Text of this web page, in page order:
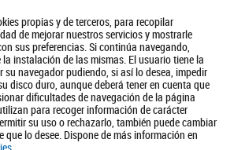
propias y de terceros, para recopilar
de mejorar nuestros servicios y mostrarle
sus preferencias. Si continúa navegando,
instalación de las mismas. El usuario tiene la
navegador pudiendo, si así lo desea, impedir
disco duro, aunque deberá tener en cuenta que
dificultades de navegación de la página
para recoger información de carácter
su uso o rechazarlo, también puede cambiar
lo desee. Dispone de más información en
Turismo Política de Privacidad Aviso Legal
Política de Cookies
BUSCAR